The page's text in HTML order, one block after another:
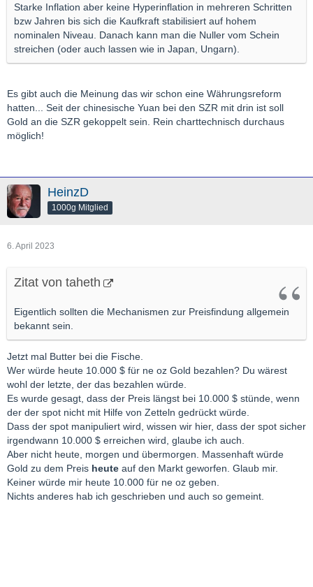
Starke Inflation aber keine Hyperinflation in mehreren Schritten
bzw Jahren bis sich die Kaufkraft stabilisiert auf hohem
nominalen Niveau. Danach kann man die Nuller vom Schein
streichen (oder auch lassen wie in Japan, Ungarn).
Es gibt auch die Meinung das wir schon eine Währungsreform
hatten... Seit der chinesische Yuan bei den SZR mit drin ist soll
Gold an die SZR gekoppelt sein. Rein charttechnisch durchaus
möglich!
HeinzD
1000g Mitglied
6. April 2023
Zitat von taheth
Eigentlich sollten die Mechanismen zur Preisfindung allgemein
bekannt sein.
Jetzt mal Butter bei die Fische.
Wer würde heute 10.000 $ für ne oz Gold bezahlen? Du wärest
wohl der letzte, der das bezahlen würde.
Es wurde gesagt, dass der Preis längst bei 10.000 $ stünde, wenn
der der spot nicht mit Hilfe von Zetteln gedrückt würde.
Dass der spot manipuliert wird, wissen wir hier, dass der spot sicher
irgendwann 10.000 $ erreichen wird, glaube ich auch.
Aber nicht heute, morgen und übermorgen. Massenhaft würde
Gold zu dem Preis heute auf den Markt geworfen. Glaub mir.
Keiner würde mir heute 10.000 für ne oz geben.
Nichts anderes hab ich geschrieben und auch so gemeint.